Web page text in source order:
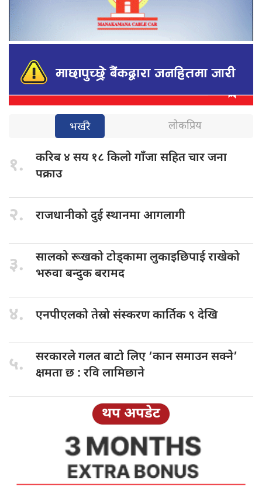
भर्खरै लोकप्रिय
१. करिब ४ सय १८ किलो गाँजा सहित चार जना
पक्राउ
२. राजधानीको दुईस्थानमा आगलागी
३. सालको रूखकोटोड्कामा लुकाइछिपाई राखेको
भरुवा बन्दुक बरामद
४. एनपीएलको तेस्रोसंस्करण कार्तिक ९ देखि
५. सरकारले गलतबाटो लिए ‘कान समाउन सक्ने’
क्षमता छ : रवि लामिछाने
थप अपडेट